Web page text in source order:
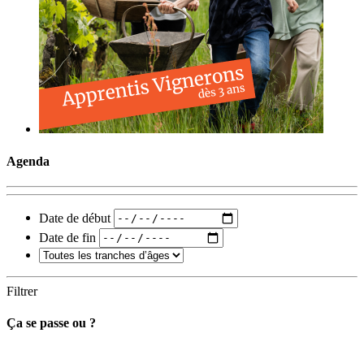
Agenda
Date de début
Date de fin
Filtrer
Ça se passe ou ?